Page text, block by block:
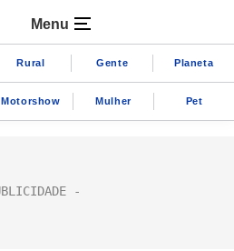
Menu
Rural Gente Planeta
Motorshow Mulher Pet